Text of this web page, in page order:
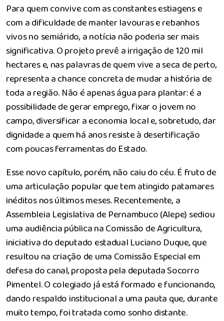
Para quem convive com as constantes estiagens e
com a dificuldade de manter lavouras e rebanhos
vivos no semiárido, a notícia não poderia ser mais
significativa. O projeto prevê a irrigação de 120 mil
hectares e, nas palavras de quem vive a seca de perto,
representa a chance concreta de mudar a história de
toda a região. Não é apenas água para plantar: é a
possibilidade de gerar emprego, fixar o jovem no
campo, diversificar a economia local e, sobretudo, dar
dignidade a quem há anos resiste à desertificação
com poucas ferramentas do Estado.
Esse novo capítulo, porém, não caiu do céu. É fruto de
uma articulação popular que tem atingido patamares
inéditos nos últimos meses. Recentemente, a
Assembleia Legislativa de Pernambuco (Alepe) sediou
uma audiência pública na Comissão de Agricultura,
iniciativa do deputado estadual Luciano Duque, que
resultou na criação de uma Comissão Especial em
defesa do canal, proposta pela deputada Socorro
Pimentel. O colegiado já está formado e funcionando,
dando respaldo institucional a uma pauta que, durante
muito tempo, foi tratada como sonho distante.